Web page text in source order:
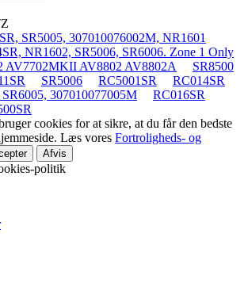
SR5005, 307010076002M, NR1601
NR1602, SR5006, SR6006. Zone 1 Only
AV7702MKII AV8802 AV8802A
SR8500
SR5006 RC5001SR
RC014SR
307010077005M
RC016SR
cookies for at sikre, at du får den bedste
Læs vores Fortroligheds- og
Afvis
politik